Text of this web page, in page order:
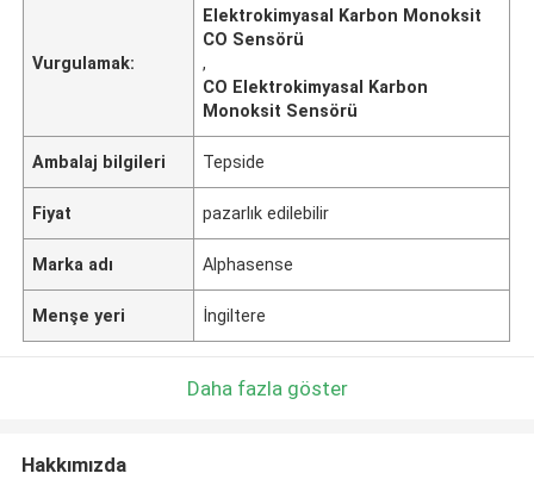
Vurgulamak:
Elektrokimyasal Karbon Monoksit
CO Sensörü
,
CO Elektrokimyasal Karbon
Monoksit Sensörü
Ambalaj bilgileri Tepside
Fiyat pazarlık edilebilir
Marka adı Alphasense
Menşe yeri İngiltere
Daha fazla göster
Hakkımızda